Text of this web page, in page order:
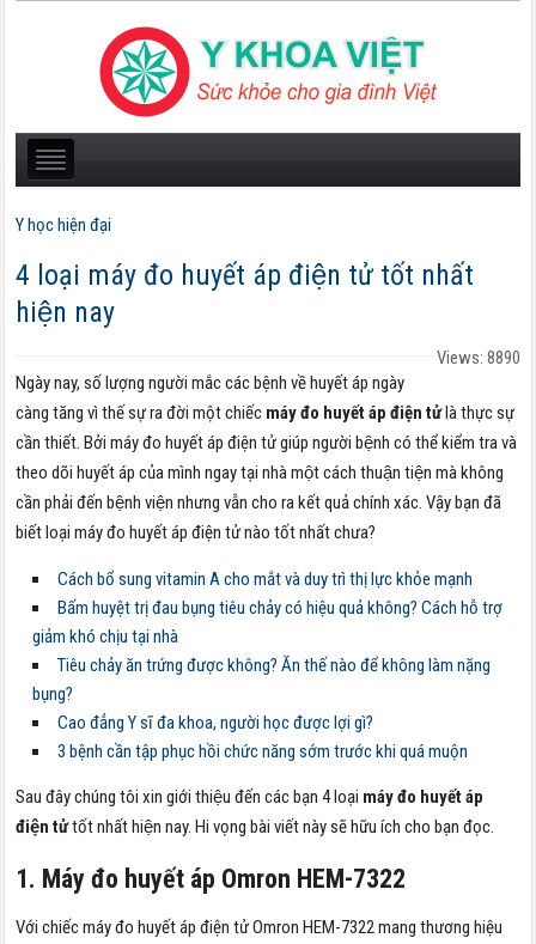
Y học hiện đại
4 loại máy đo huyết áp điện tử tốt nhất
hiện nay
Views: 8890
Ngày nay, số lượng người mắc các bệnh về huyết áp ngày
càng tăng vì thế sự ra đời một chiếc máy đo huyết áp điện tửlà thực sự
cần thiết. Bởi máy đo huyết áp điện tử giúp người bệnh có thể kiểm tra và
theo dõi huyết áp của mình ngay tại nhà một cách thuận tiện mà không
cần phải đến bệnh viện nhưng vẫn cho ra kết quả chính xác. Vậy bạn đã
biết loại máy đo huyết áp điện tử nào tốt nhất chưa?
Cách bổ sung vitamin A cho mắt và duy trì thị lực khỏe mạnh
Bấm huyệt trị đau bụng tiêu chảy có hiệu quả không? Cách hỗ trợ
giảm khó chịu tại nhà
Tiêu chảy ăn trứng được không? Ăn thế nào để không làm nặng
bụng?
Cao đẳng Y sĩ đa khoa, người học được lợi gì?
3 bệnh cần tập phục hồi chức năng sớm trước khi quá muộn
Sau đây chúng tôi xin giới thiệu đến các bạn 4 loại máy đo huyết áp
điện tửtốt nhất hiện nay. Hi vọng bài viết này sẽ hữu ích cho bạn đọc.
1. Máy đo huyết áp Omron HEM-7322
Với chiếc máy đo huyết áp điện tửOmron HEM-7322 mang thương hiệu